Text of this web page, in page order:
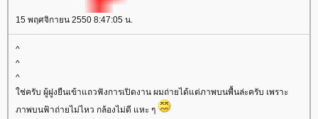
15 พฤศจิกายน 2550 8:47:05 น.
^
^
^
ช่ครับ ผู้ฝูงยืนเข้าแถวฟังการเปิดงาน ผมถ่ายได้แต่ภาพบนพื้นล่ะครับ เพราะ
ภาพบนฟ้าถ่ายไม่ไหว กล้องไม่ดี แหะ ๆ